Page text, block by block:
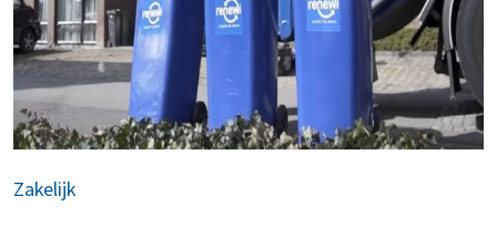
klantenservice adviseert je graag over de mogelijkheden
voor een afvalcontainer in of in de buurt van Nijmegen.
Zakelijk